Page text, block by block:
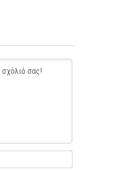
Name*